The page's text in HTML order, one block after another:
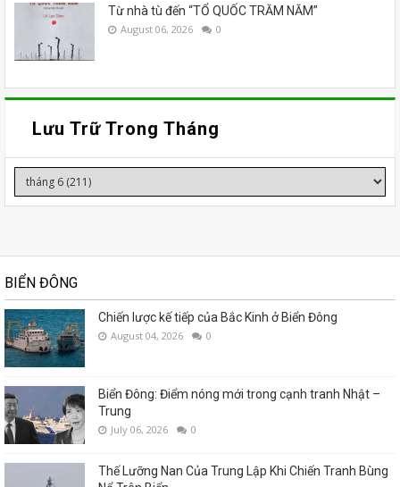
Từ nhà tù đến “TỔ QUỐC TRĂM NĂM”
August 06, 2026 0
Lưu Trữ Trong Tháng
BIỂN ĐÔNG
Chiến lược kế tiếp của Bắc Kinh ở Biển Đông
August 04, 2026 0
Biển Đông: Điểm nóng mới trong cạnh tranh Nhật –
Trung
July 06, 2026 0
Thế Lưỡng Nan Của Trung Lập Khi Chiến Tranh Bùng